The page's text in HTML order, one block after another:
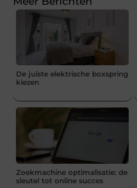
De juiste elektrische boxspring
kiezen
Zoekmachine optimalisatie: de
sleutel tot online succes